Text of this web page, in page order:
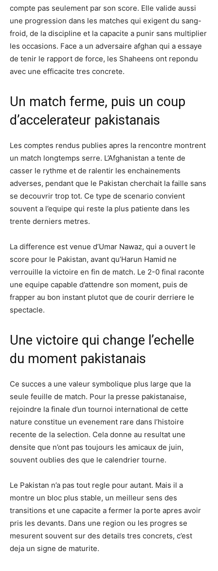
compte pas seulement par son score. Elle valide aussi
une progression dans les matches qui exigent du sang-
froid, de la discipline et la capacite a punir sans multiplier
les occasions. Face a un adversaire afghan qui a essaye
de tenir le rapport de force, les Shaheens ont repondu
avec une efficacite tres concrete.
Un match ferme, puis un coup
d’accelerateur pakistanais
Les comptes rendus publies apres la rencontre montrent
un match longtemps serre. L’Afghanistan a tente de
casser le rythme et de ralentir les enchainements
adverses, pendant que le Pakistan cherchait la faille sans
se decouvrir trop tot. Ce type de scenario convient
souvent a l’equipe qui reste la plus patiente dans les
trente derniers metres.
La difference est venue d’Umar Nawaz, qui a ouvert le
score pour le Pakistan, avant qu’Harun Hamid ne
verrouille la victoire en fin de match. Le 2-0 final raconte
une equipe capable d’attendre son moment, puis de
frapper au bon instant plutot que de courir derriere le
spectacle.
Une victoire qui change l’echelle
du moment pakistanais
Ce succes a une valeur symbolique plus large que la
seule feuille de match. Pour la presse pakistanaise,
rejoindre la finale d’un tournoi international de cette
nature constitue un evenement rare dans l’histoire
recente de la selection. Cela donne au resultat une
densite que n’ont pas toujours les amicaux de juin,
souvent oublies des que le calendrier tourne.
Le Pakistan n’a pas tout regle pour autant. Mais il a
montre un bloc plus stable, un meilleur sens des
transitions et une capacite a fermer la porte apres avoir
pris les devants. Dans une region ou les progres se
mesurent souvent sur des details tres concrets, c’est
deja un signe de maturite.